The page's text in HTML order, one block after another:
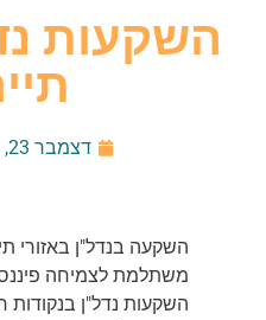
השקעות
דצמבר 23, 2024
השקעה בנדל"ן באזורי
משתלמת לצמיחה
השקעות נדל"ן בנקודות